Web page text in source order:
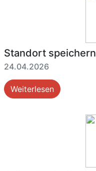
Standort speichern
24.04.2026
Weiterlesen